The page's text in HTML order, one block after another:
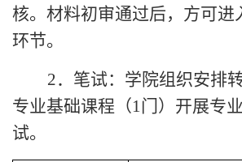
核。材料初审通过后，方可进
环节。
2．笔试：学院组织安排
专业基础课程（1门）开展专
试。